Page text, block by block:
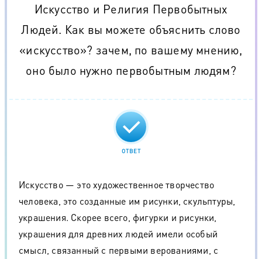
Искусство и Религия Первобытных
Людей. Как вы можете объяснить слово
«искусство»? зачем, по вашему мнению,
оно было нужно первобытным людям?
ОТВЕТ
Искусство — это художественное творчество
человека, это созданные им рисунки, скульптуры,
украшения. Скорее всего, фигурки и рисунки,
украшения для древних людей имели особый
смысл, связанный с первыми верованиями, с